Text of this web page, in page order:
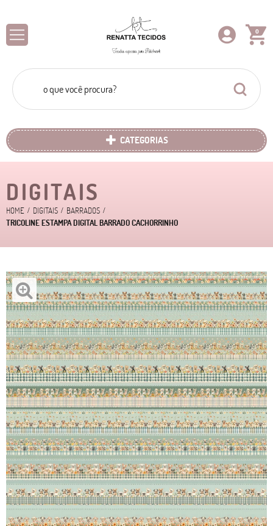
0
CATEGORIAS
DIGITAIS
HOME DIGITAIS
BARRADOS
TRICOLINE ESTAMPA DIGITAL BARRADO CACHORRINHO